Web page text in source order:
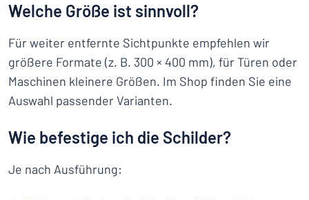
Welche Größe ist sinnvoll?
Für weiter entfernte Sichtpunkte empfehlen wir
größere Formate (z. B. 300 × 400 mm), für Türen oder
Maschinen kleinere Größen. Im Shop finden Sie eine
Auswahl passender Varianten.
Wie befestige ich die Schilder?
Je nach Ausführung: